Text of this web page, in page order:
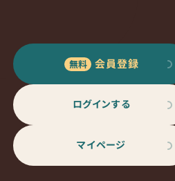
会員登録
ログインする
マイページ